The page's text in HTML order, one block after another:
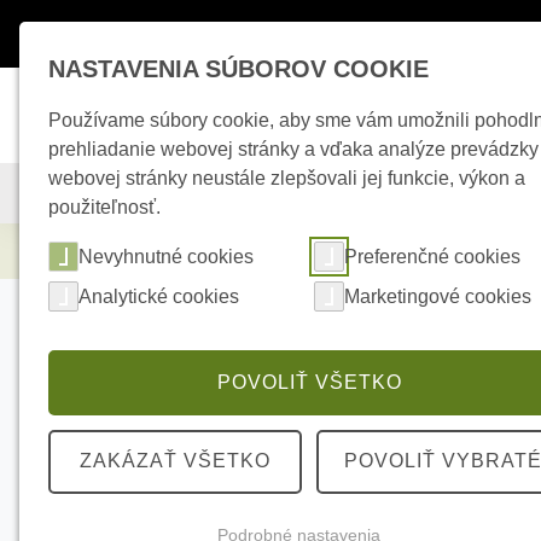
KAMEROVÉ SYSTÉMY ZABEZPEČOVACIE SYSTÉMY
Zabezpečovacie systémy AJAX Module
NASTAVENIA SÚBOROV COOKIE
Používame súbory cookie, aby sme vám umožnili
prehliadanie webovej stránky a vďaka analýze prevádzky
webovej stránky neustále zlepšovali jej funkcie, výkon a
použiteľnosť.
Nevyhnutné cookies
Preferenčné cookies
Analytické cookies
Marketingové cookies
POVOLIŤ VŠETKO
ZAKÁZAŤ VŠETKO POVOLIŤ VYBRATÉ
Podrobné nastavenia